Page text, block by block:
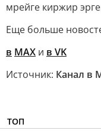
мрейге киржир
Еще больше
в MAX и в VK
Источник: Канал в
ТОП